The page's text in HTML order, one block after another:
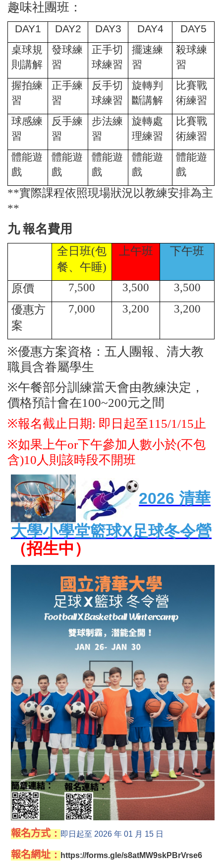
趣味社團班：
DAY1 DAY2 DAY3 DAY4 DAY5
桌球規
則講解
發球練
習
正手切
球練習
擺速練
習
殺球練
習
握拍練
習
正手練
習
反手切
球練習
旋轉判
斷講解
比賽戰
術練習
球感練
習
反手練
習
步法練
習
旋轉處
理練習
比賽戰
術練習
體能遊
戲
體能遊
戲
體能遊
戲
體能遊
戲
體能遊
戲
**實際課程依照現場狀況以教練安排為主
**
九 報名費用
全日班(包
餐、午睡)
上午班 下午班
原價 7,500 3,500
3,500
優惠方
案
7,000 3,200 3,200
※優惠方案資格：五人團報、清大教
職員含眷屬學生
※午餐部分訓練當天會由教練決定，
價格預計會在100~200元之間
※報名截止日期: 即日起至115/1/15止
※如果上午or下午參加人數小於(不包
含)10人則該時段不開班
2026 清華
大學小學堂籃球X足球冬令營
（招生中）
報名方式 ： 即日起至 2026 年 01 月 15 日
報名網址 ： https://forms.gle/s8atMW9skPBrVrse6